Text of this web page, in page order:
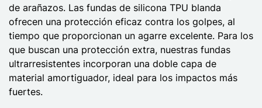
de arañazos. Las fundas de silicona TPU blanda
ofrecen una protección eficaz contra los golpes, al
tiempo que proporcionan un agarre excelente. Para los
que buscan una protección extra, nuestras fundas
ultrarresistentes incorporan una doble capa de
material amortiguador, ideal para los impactos más
fuertes.